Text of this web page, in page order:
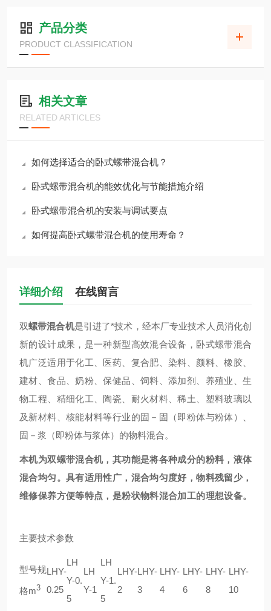
产品分类
PRODUCT CLASSIFICATION
相关文章
RELATED ARTICLES
如何选择适合的卧式螺带混合机？
卧式螺带混合机的能效优化与节能措施介绍
卧式螺带混合机的安装与调试要点
如何提高卧式螺带混合机的使用寿命？
详细介绍 在线留言
双螺带混合机是引进了*技术，经本厂专业技术人员消化创
新的设计成果，是一种新型高效混合设备，卧式螺带混合
机广泛适用于化工、医药、复合肥、染料、颜料、橡胶、
建材、食品、奶粉、保健品、饲料、添加剂、养殖业、生
物工程、精细化工、陶瓷、耐火材料、稀土、塑料玻璃以
及新材料、核能材料等行业的固－固（即粉体与粉体）、
固－浆（即粉体与浆体）的物料混合。
本机为双螺带混合机，其功能是将各种成分的粉料，液体
混合均匀。具有适用性广，混合均匀度好，物料残留少，
维修保养方便等特点，是粉状物料混合加工的理想设备。
主要技术参数
型号规
格m3
LHY-
0.25
LH
Y-0.
5
LH
Y-1
LH
Y-1.
5
LHY-
2
LHY-
3
LHY-
4
LHY-
6
LHY-
8
LHY-
10